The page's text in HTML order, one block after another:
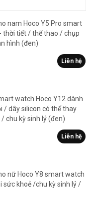
nam Hoco Y5 Pro smart
thời tiết / thể thao / chụp
hình (đen)
Liên hệ
watch Hoco Y12 dành
/ dây silicon có thể thay
chu kỳ sinh lý (đen)
Liên hệ
nữ Hoco Y8 smart watch
sức khoẻ /chu kỳ sinh lý /